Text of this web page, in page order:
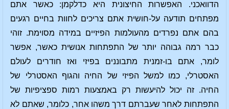
הדוואכני. האפשרות החיצונית היא כדלקמן: כאשר אתם
מפתחים תודעה על-חושית אתם צריכים לחוות בחיים רגעים
בהם אתם נפרדים מהעולמות הפיזיים במידה מסוימת. זוהי
כבר רמה גבוהה יותר של התפתחות אנושית כאשר, אפשר
לומר, אתם בו-זמנית מתבוננים בפיזי ואז חודרים לעולם
האסטרלי, כמו למשל הפיזי של החיה והגוף האסטרלי של
החיה. זה יכול להיעשות רק באמצעות רמות ספציפיות של
התפתחות לאחר שעברתם דרך משהו אחר, כלומר, שאתם לא